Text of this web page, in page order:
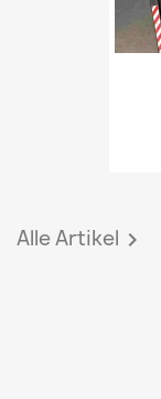
Alle Artikel 